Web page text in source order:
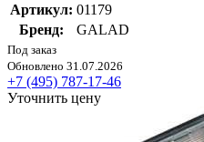
Артикул: 01179
Бренд:
GALAD
Под заказ
Обновлено 31.07.2026
+7 (495) 787-17-46
Уточнить цену